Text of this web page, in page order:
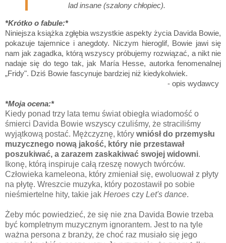
lad insane (szalony chłopiec).
*Krótko o fabule:*
Niniejsza książka zgłębia wszystkie aspekty życia Davida Bowie,
pokazuje tajemnice i anegdoty. Niczym hieroglif, Bowie jawi się
nam jak zagadka, którą wszyscy próbujemy rozwiązać, a nikt nie
nadaje się do tego tak, jak María Hesse, autorka fenomenalnej
„Fridy". Dziś Bowie fascynuje bardziej niż kiedykolwiek.
- opis wydawcy
*Moja ocena:*
Kiedy ponad trzy lata temu świat obiegła wiadomość o
śmierci Davida Bowie wszyscy czuliśmy, że straciliśmy
wyjątkową postać. Mężczyznę, który wniósł do przemysłu
muzycznego nową jakość, który nie przestawał
poszukiwać, a zarazem zaskakiwać swojej widowni.
Ikonę, którą inspiruje całą rzeszę nowych twórców.
Człowieka kameleona, który zmieniał się, ewoluował z płyty
na płytę. Wreszcie muzyka, który pozostawił po sobie
nieśmiertelne hity, takie jak Heroes czy Let's dance.
Żeby móc powiedzieć, że się nie zna Davida Bowie trzeba
być kompletnym muzycznym ignorantem. Jest to na tyle
ważna persona z branży, że choć raz musiało się jego